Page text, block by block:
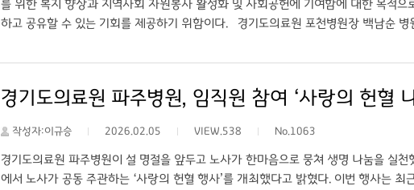
를 위한 복지 향상과 지역사회 자원봉사 활성화 및 사회공헌에 기여함에 대한 목적
하고 공유할 수 있는 기회를 제공하기 위함이다. 경기도의료원 포천병원장 백남순
다. 포천시 종합자원봉사센터 석유화 사무국장(센터장대행)은 “우수자원봉사자의
되며 종합검진은 경기도 의료원 포천병원 건강검진센터(☎031-539-9331,9177)를
경기도의료원 파주병원, 임직원 참여 ‘사랑의 헌혈
작성자:이규승 2026.02.05 VIEW.538 No.1063
경기도의료원 파주병원이 설 명절을 앞두고 노사가 한마음으로 뭉쳐 생명 나눔을 실
에서 노사가 공동 주관하는 ‘사랑의 헌혈 행사’를 개최했다고 밝혔다. 이번 행사는